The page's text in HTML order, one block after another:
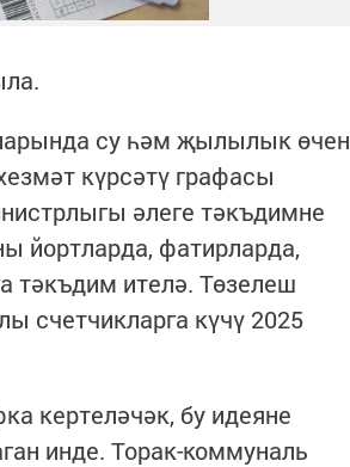
су һәм җылылык өчен
күрсәтү графасы
әлеге тәкъдимне
йортларда, фатирларда,
тәкъдим ителә. Төзелеш
счетчикларга күчү 2025
кертеләчәк, бу идеяне
инде. Торак-коммуналь